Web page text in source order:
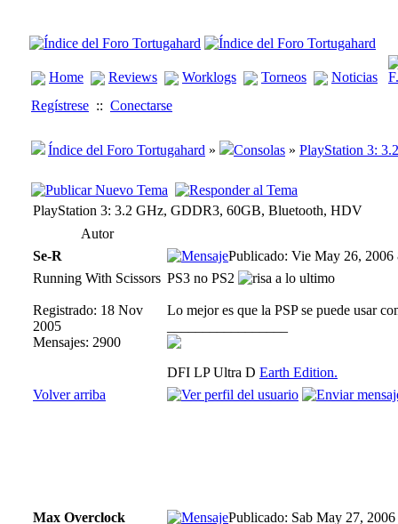
Home Reviews Worklogs Torneos
Noticias
Regístrese :: Conectarse
Índice del Foro Tortugahard » Consolas » PlayStation 3:
PlayStation 3: 3.2 GHz, GDDR3, 60GB, Bluetooth, HDV
Autor
Se-R
Publicado: Vie May 26, 2006
Running With Scissors
Registrado: 18 Nov
2005
Mensajes: 2900
PS3 no PS2 a lo ultimo
Lo mejor es que la PSP se puede usar
DFI LP Ultra D Earth Edition.
Volver arriba
Max Overclock Publicado: Sab May 27,